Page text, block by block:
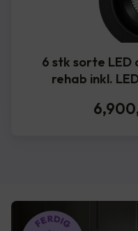
6 stk sorte LED
rehab inkl.
6,900